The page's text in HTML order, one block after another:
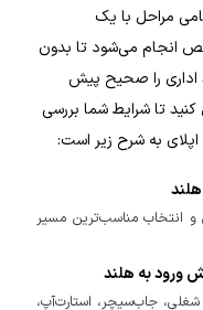
مراحل با یک
انجام می‌شود تا بدون
اداری را صحیح پیش
کنید تا شرایط شما بررسی
به شرح زیر است:
و انتخاب مناسب‌ترین مسیر
ورود به هلند
جاب‌سیچر، استارت‌آپ،